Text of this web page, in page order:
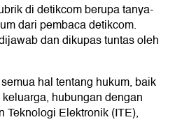
di detikcom berupa tanya-
dari pembaca detikcom.
dan dikupas tuntas oleh
hal tentang hukum, baik
hubungan dengan
Teknologi Elektronik (ITE),